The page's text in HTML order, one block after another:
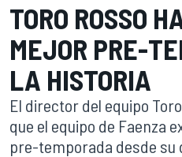
TORO ROSSO
MEJOR PRE-
LA HISTORIA
El director del equipo
que el equipo de Faenza
pre-temporada desde su